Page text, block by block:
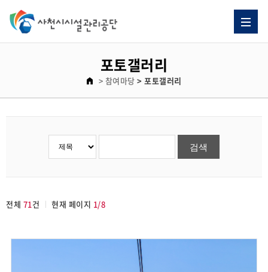
포토갤러리
> 참여마당 > 포토갤러리
전체 71건 현재 페이지 1/8